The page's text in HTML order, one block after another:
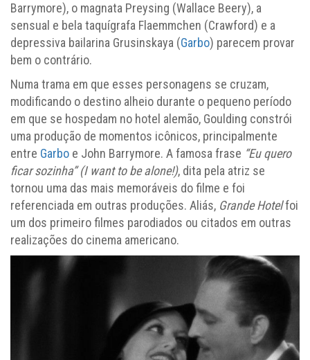
Barrymore), o magnata Preysing (Wallace Beery), a
sensual e bela taquígrafa Flaemmchen (Crawford) e a
depressiva bailarina Grusinskaya (Garbo) parecem provar
bem o contrário.
Numa trama em que esses personagens se cruzam,
modificando o destino alheio durante o pequeno período
em que se hospedam no hotel alemão, Goulding constrói
uma produção de momentos icônicos, principalmente
entre Garbo e John Barrymore. A famosa frase “Eu quero
ficar sozinha” (I want to be alone!), dita pela atriz se
tornou uma das mais memoráveis do filme e foi
referenciada em outras produções. Aliás, Grande Hotelfoi
um dos primeiro filmes parodiados ou citados em outras
realizações do cinema americano.